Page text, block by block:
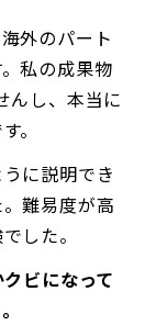
外のパート
私の成果物
んし、本当に
。
に説明でき
難易度が高
した。
クビになって